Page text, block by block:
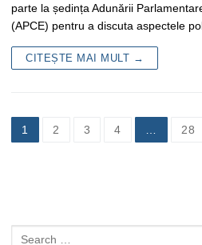
parte la ședința Adunării
(APCE) pentru a discuta aspectele
CITEȘTE MAI MULT →
Navigare
în
1 2 3 4 28
Caută